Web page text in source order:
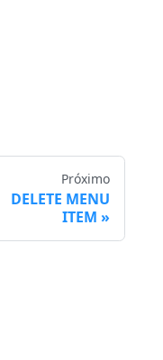
Próximo
DELETE MENU
ITEM